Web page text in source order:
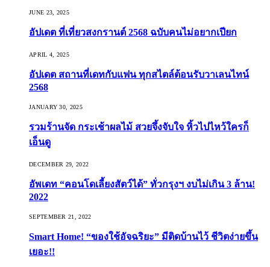
JUNE 23, 2025
อัปเดต ที่เที่ยวสงกรานต์ 2568 ฉบับคนไม่อยากเปียก
APRIL 4, 2025
อัปเดต สถานที่เดทกับแฟน ทุกสไตล์ต้อนรับวาเลนไทน์
2568
JANUARY 30, 2025
รวมร้านจัด กระเช้าผลไม้ สวยจึ้งจับใจ หิ้วไปไหว้ใครก็
เอ็นดู
DECEMBER 29, 2022
อัพเดท “คอนโดเลี้ยงสัตว์ได้” ทั่วกรุงฯ งบไม่เกิน 3 ล้าน!
2022
SEPTEMBER 21, 2022
Smart Home! “ของใช้อัจฉริยะ” มีติดบ้านไว้ ชีวิตง่ายขึ้น
เยอะ!!